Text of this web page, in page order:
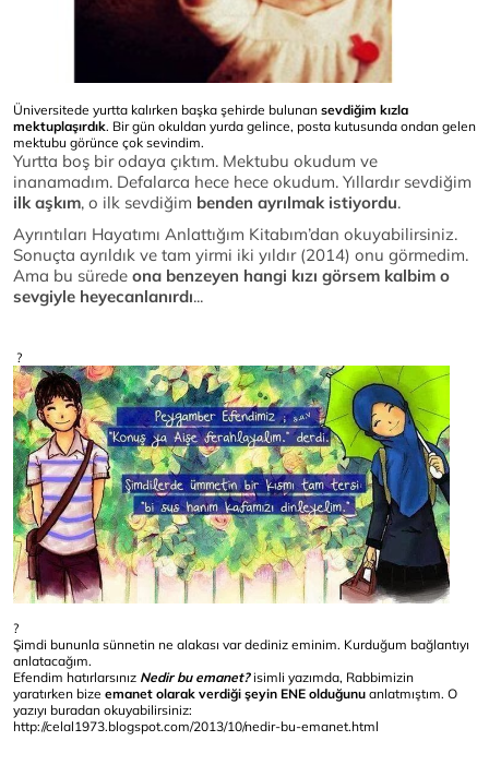
Üniversitede yurtta kalırken başka şehirde bulunan sevdiğim kızla
mektuplaşırdık. Bir gün okuldan yurda gelince, posta kutusunda ondan gelen
mektubu görünce çok sevindim.
Yurtta boş bir odaya çıktım. Mektubu okudum ve
inanamadım. Defalarca hece hece okudum. Yıllardır sevdiğim
ilk aşkım, o ilk sevdiğim benden ayrılmak istiyordu.
Ayrıntıları Hayatımı Anlattığım Kitabım’dan okuyabilirsiniz.
Sonuçta ayrıldık ve tam yirmi iki yıldır (2014) onu görmedim.
Ama bu sürede ona benzeyen hangi kızı görsem kalbim o
sevgiyle heyecanlanırdı...
?
?
Şimdi bununla sünnetin ne alakası var dediniz eminim. Kurduğum bağlantıyı
anlatacağım.
Efendim hatırlarsınız Nedir bu emanet?isimli yazımda, Rabbimizin
yaratırken bize emanet olarak verdiği şeyin ENE olduğunu anlatmıştım. O
yazıyı buradan okuyabilirsiniz:
http://celal1973.blogspot.com/2013/10/nedir-bu-emanet.html